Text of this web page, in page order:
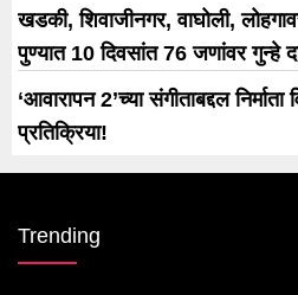
खडकी, शिवाजीनगर, वाघोली,
पुण्यात 10 दिवसांत 76 जणांवर गुन्हे
‘आवारापन 2’च्या संगीताबद्दल
प्रतिक्रिया!
Trending